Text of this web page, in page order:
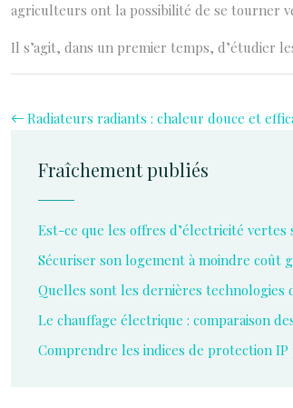
agriculteurs ont la possibilité de se tourner
Il s’agit, dans un premier temps, d’étudier
Radiateurs radiants : chaleur douce et
Fraîchement publiés
Est-ce que les offres d’électricité vertes
Sécuriser son logement à moindre coût
Quelles sont les dernières technologies
Le chauffage électrique : comparaison
Comprendre les indices de protection